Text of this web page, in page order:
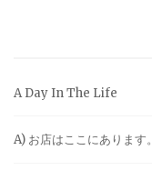
A Day In The Life
A) お店はここにあります。